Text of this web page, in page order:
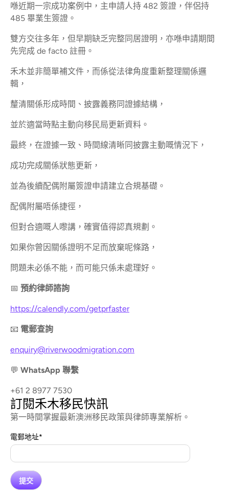
訂閱禾木移民快訊
第一時間掌握最新澳洲移民政策與律師專業解析。
電郵地址*
喺近期一宗成功案例中，主申請人持 482 簽證，伴侶持
485 畢業生簽證。
雙方交往多年，但早期缺乏完整同居證明，亦喺申請期間
先完成 de facto 註冊。
禾木並非簡單補文件，而係從法律角度重新整理關係邏
輯，
釐清關係形成時間、披露義務同證據結構，
並於適當時點主動向移民局更新資料。
最終，在證據一致、時間線清晰同披露主動嘅情況下，
成功完成關係狀態更新，
並為後續配偶附屬簽證申請建立合規基礎。
配偶附屬唔係捷徑，
但對合適嘅人嚟講，確實值得認真規劃。
如果你曾因關係證明不足而放棄呢條路，
問題未必係不能，而可能只係未處理好。
📅 預約律師諮詢
https://calendly.com/getprfaster
📧 電郵查詢
enquiry@riverwoodmigration.com
💬 WhatsApp 聯繫
+61 2 8977 7530